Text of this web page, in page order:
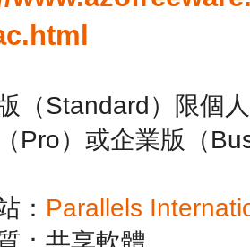
（Standard）限個
Pro）或企業版（
： Parallels